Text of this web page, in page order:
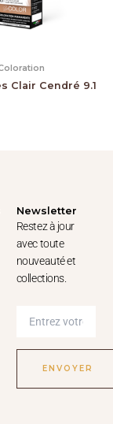
Clair Cendré 9.1
Newsletter
Restez à jour
avec toute
nouveauté et
collections.